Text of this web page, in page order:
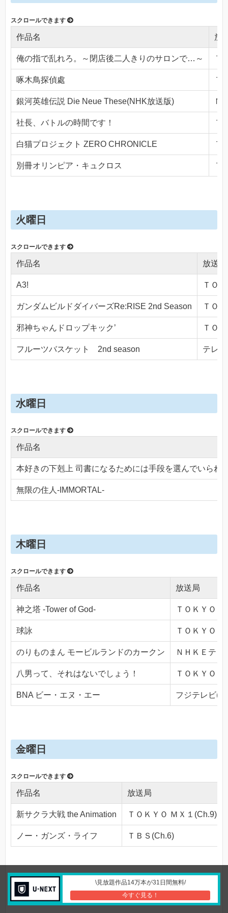
作品名 放
俺の指で乱れろ。～閉店後二人きりのサロンで…～ Ｔ
啄木鳥探偵處 Ｔ
銀河英雄伝説 Die Neue These(NHK放送版) Ｎ
社長、バトルの時間です！ Ｔ
白猫プロジェクト ZERO CHRONICLE Ｔ
別冊オリンピア・キュクロス Ｔ
火曜日
作品名 放送局
A3! ＴＯ
ガンダムビルドダイバーズRe:RISE 2nd Season ＴＯ
邪神ちゃんドロップキック’ ＴＯ
フルーツバスケット 2nd season テレ
水曜日
作品名
本好きの下剋上 司書になるためには手段を選んでいられ
無限の住人-IMMORTAL-
木曜日
作品名 放送局
神之塔 -Tower of God- ＴＯＫＹＯ
球詠 ＴＯＫＹＯ
のりものまん モービルランドのカークン ＮＨＫＥテレ
八男って、それはないでしょう！ ＴＯＫＹＯ
BNA ビー・エヌ・エー フジテレビ
金曜日
作品名 放送局
新サクラ大戦 the Animation ＴＯＫＹＯ ＭＸ１(Ch.9)
ノー・ガンズ・ライフ ＴＢＳ(Ch.6)
土曜日
\見放題作品14万本が31日間無料/
今すぐ見る！